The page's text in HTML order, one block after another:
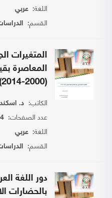
اللغة:عربي
القسم:
المتغيرات
المعاصرة
(2000-2014)
الكاتب: د.
عدد الصفحات:
اللغة:عربي
القسم:
دور اللغة
بالحضارات